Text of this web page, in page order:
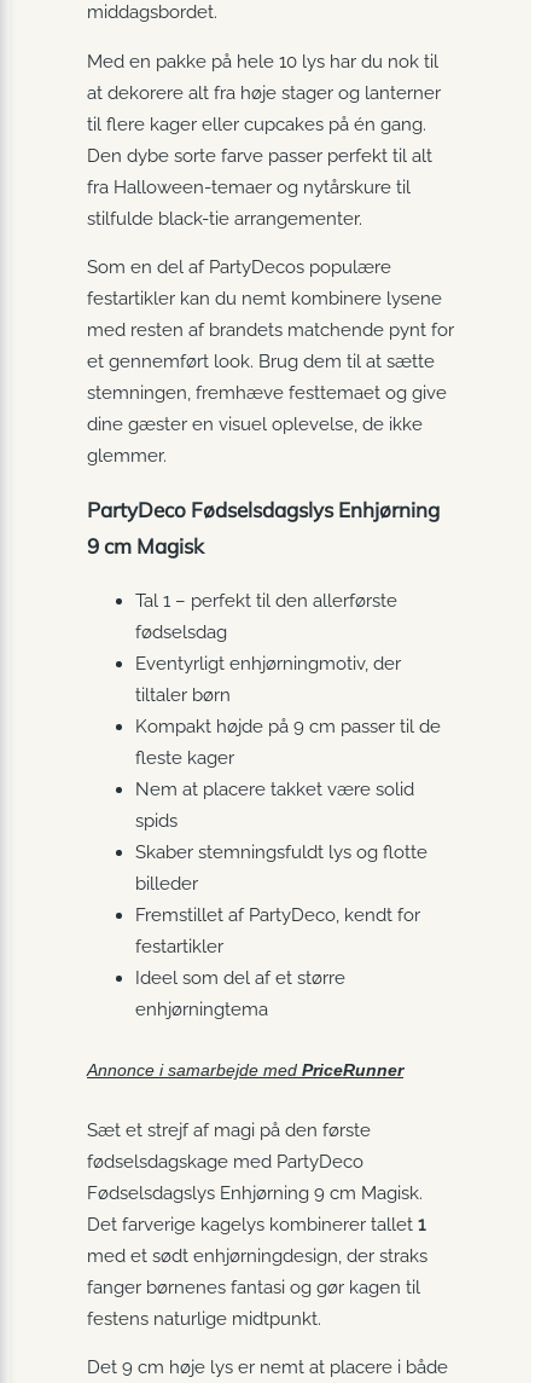
middagsbordet.
Med en pakke på hele 10 lys har du nok til
at dekorere alt fra høje stager og lanterner
til flere kager eller cupcakes på én gang.
Den dybe sorte farve passer perfekt til alt
fra Halloween-temaer og nytårskure til
stilfulde black-tie arrangementer.
Som en del af PartyDecos populære
festartikler kan du nemt kombinere lysene
med resten af brandets matchende pynt for
et gennemført look. Brug dem til at sætte
stemningen, fremhæve festtemaet og give
dine gæster en visuel oplevelse, de ikke
glemmer.
PartyDeco Fødselsdagslys Enhjørning
9 cm Magisk
Tal 1 – perfekt til den allerførste
fødselsdag
Eventyrligt enhjørningmotiv, der
tiltaler børn
Kompakt højde på 9 cm passer til de
fleste kager
Nem at placere takket være solid
spids
Skaber stemningsfuldt lys og flotte
billeder
Fremstillet af PartyDeco, kendt for
festartikler
Ideel som del af et større
enhjørningtema
Annonce i samarbejde med PriceRunner
Sæt et strejf af magi på den første
fødselsdagskage med PartyDeco
Fødselsdagslys Enhjørning 9 cm Magisk.
Det farverige kagelys kombinerer tallet 1
med et sødt enhjørningdesign, der straks
fanger børnenes fantasi og gør kagen til
festens naturlige midtpunkt.
Det 9 cm høje lys er nemt at placere i både